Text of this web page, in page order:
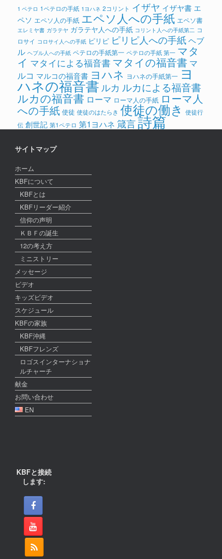
1 ペテロ 1ペテロの手紙 1ヨハネ 2コリント イザヤ イザヤ書 エ
ペソ エペソ人の手紙 エペソ人への手紙 エペソ書
エレミヤ書 ガラテヤ ガラテヤ人への手紙 コリント人への手紙第二 コ
ロサイ コロサイ人への手紙 ピリピ ピリピ人への手紙ヘブ
ル ヘブル人への手紙 ペテロの手紙第一 ペテロの手紙 第一 マタ
イ マタイによる福音書 マタイの福音書 マ
ルコ マルコの福音書 ヨハネ ヨハネの手紙第一 ヨ
ハネの福音書 ルカ ルカによる福音書
ルカの福音書 ローマ ローマ人の手紙 ローマ人
への手紙 使徒 使徒のはたらき 使徒の働き 使徒行
伝 創世記 第1ペテロ 第1ヨハネ 箴言詩篇
サイトマップ
ホーム
KBFについて
KBFとは
KBFリーダー紹介
信仰の声明
ＫＢＦの誕生
12の考え方
ミニストリー
メッセージ
ビデオ
キッズビデオ
スケジュール
KBFの家族
KBF沖縄
KBFフレンズ
ロゴスインターナショナ
ルチャーチ
献金
お問い合わせ
EN
KBFと接続
します: